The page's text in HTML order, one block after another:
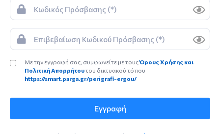
Με την εγγραφή σας, συμφωνείτε με τουςΌρους Χρήσης και
Πολιτική Απορρήτουτου δικτυακού τόπου
https://smart.parga.gr/perigrafi-ergou/
Εγγραφή